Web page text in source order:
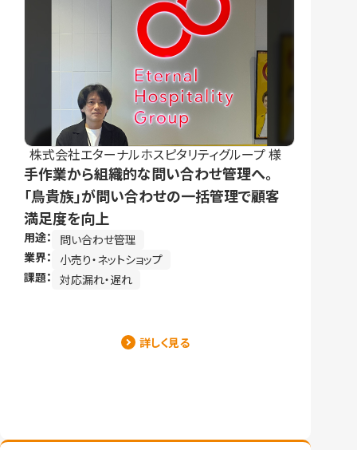
株式会社エターナルホスピタリティグループ 様
手作業から組織的な問い合わせ管理へ。
「鳥貴族」が問い合わせの一括管理で顧客
満足度を向上
用途：
問い合わせ管理
業界：
小売り・ネットショップ
課題： 対応漏れ・遅れ
詳しく見る